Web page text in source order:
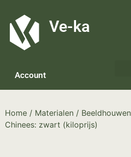
Ve-ka
Account
Home / Materialen / Beeldhouwen
Chinees: zwart (kiloprijs)